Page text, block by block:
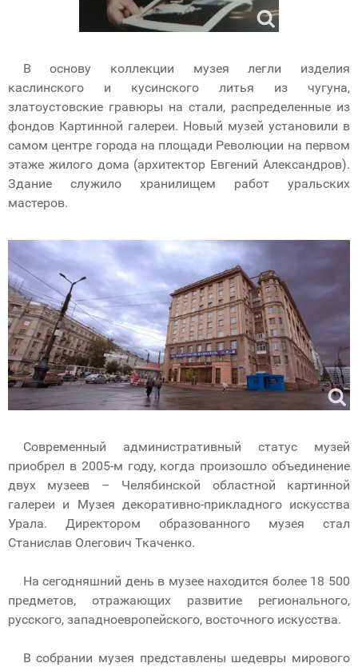
В основу коллекции музея легли изделия
каслинского и кусинского литья из чугуна,
златоустовские гравюры на стали, распределенные из
фондов Картинной галереи. Новый музей установили в
самом центре города на площади Революции на первом
этаже жилого дома (архитектор Евгений Александров).
Здание служило хранилищем работ уральских
мастеров.
Современный административный статус музей
приобрел в 2005-м году, когда произошло объединение
двух музеев – Челябинской областной картинной
галереи и Музея декоративно-прикладного искусства
Урала. Директором образованного музея стал
Станислав Олегович Ткаченко.
На сегодняшний день в музее находится более 18 500
предметов, отражающих развитие регионального,
русского, западноевропейского, восточного искусства.
В собрании музея представлены шедевры мирового